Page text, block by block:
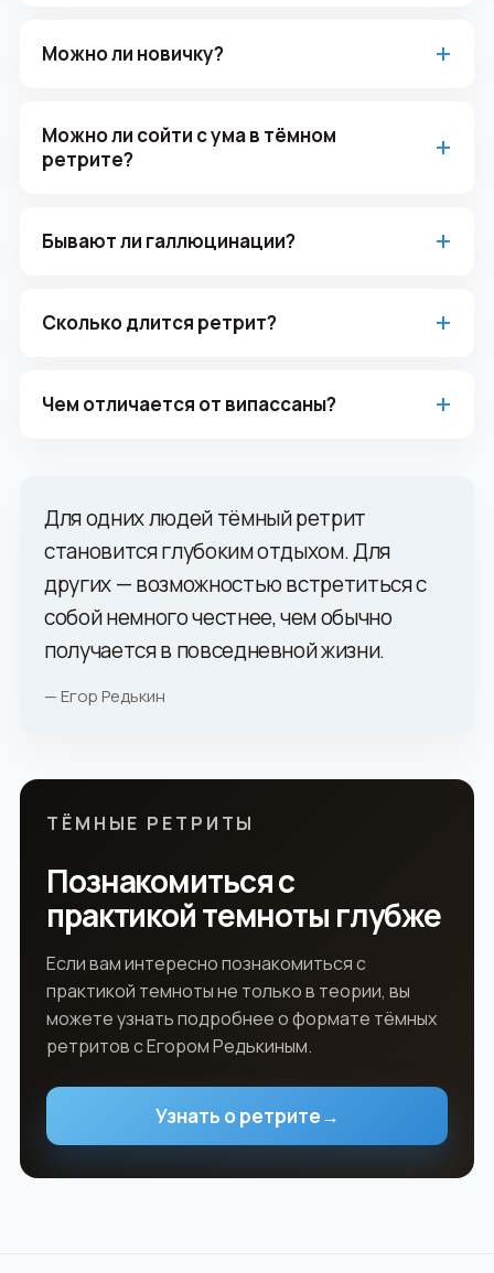
Можно ли новичку?
Можно ли сойти с ума в тёмном
ретрите?
Бывают ли галлюцинации?
Сколько длится ретрит?
Чем отличается от випассаны?
Для одних людей тёмный ретрит
становится глубоким отдыхом. Для
других — возможностью встретиться с
собой немного честнее, чем обычно
получается в повседневной жизни.
— Егор Редькин
ТЁМНЫЕ РЕТРИТЫ
Познакомиться с
практикой темноты глубже
Если вам интересно познакомиться с
практикой темноты не только в теории, вы
можете узнать подробнее о формате тёмных
ретритов с Егором Редькиным.
Узнать о ретрите→